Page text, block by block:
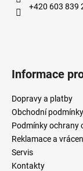
+420 603 839
Informace
Dopravy a platby
Obchodní podmínky
Podmínky ochrany
Reklamace a
Servis
Kontakty